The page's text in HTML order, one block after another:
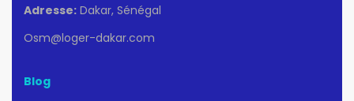
Adresse: Dakar, Sénégal
Osm@loger-dakar.com
Blog